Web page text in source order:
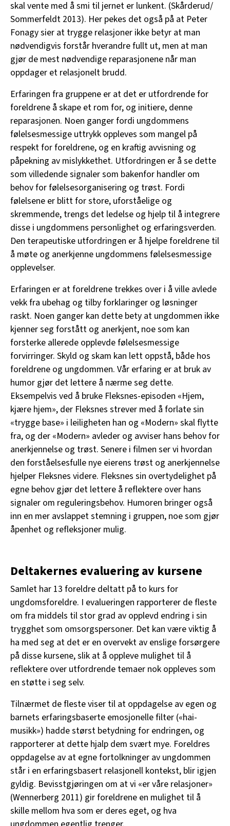
skal vente med å smi til jernet er lunkent. (Skårderud/
Sommerfeldt 2013). Her pekes det også på at Peter
Fonagy sier at trygge relasjoner ikke betyr at man
nødvendigvis forstår hverandre fullt ut, men at man
gjør de mest nødvendige reparasjonene når man
oppdager et relasjonelt brudd.
Erfaringen fra gruppene er at det er utfordrende for
foreldrene å skape et rom for, og initiere, denne
reparasjonen. Noen ganger fordi ungdommens
følelsesmessige uttrykk oppleves som mangel på
respekt for foreldrene, og en kraftig avvisning og
påpekning av mislykkethet. Utfordringen er å se dette
som villedende signaler som bakenfor handler om
behov for følelsesorganisering og trøst. Fordi
følelsene er blitt for store, uforståelige og
skremmende, trengs det ledelse og hjelp til å integrere
disse i ungdommens personlighet og erfaringsverden.
Den terapeutiske utfordringen er å hjelpe foreldrene til
å møte og anerkjenne ungdommens følelsesmessige
opplevelser.
Erfaringen er at foreldrene trekkes over i å ville avlede
vekk fra ubehag og tilby forklaringer og løsninger
raskt. Noen ganger kan dette bety at ungdommen ikke
kjenner seg forstått og anerkjent, noe som kan
forsterke allerede opplevde følelsesmessige
forvirringer. Skyld og skam kan lett oppstå, både hos
foreldrene og ungdommen. Vår erfaring er at bruk av
humor gjør det lettere å nærme seg dette.
Eksempelvis ved å bruke Fleksnes-episoden «Hjem,
kjære hjem», der Fleksnes strever med å forlate sin
«trygge base» i leiligheten han og «Modern» skal flytte
fra, og der «Modern» avleder og avviser hans behov for
anerkjennelse og trøst. Senere i filmen ser vi hvordan
den forståelsesfulle nye eierens trøst og anerkjennelse
hjelper Fleksnes videre. Fleksnes sin overtydelighet på
egne behov gjør det lettere å reflektere over hans
signaler om reguleringsbehov. Humoren bringer også
inn en mer avslappet stemning i gruppen, noe som gjør
åpenhet og refleksjoner mulig.
Deltakernes evaluering av kursene
Samlet har 13 foreldre deltatt på to kurs for
ungdomsforeldre. I evalueringen rapporterer de fleste
om fra middels til stor grad av opplevd endring i sin
trygghet som omsorgspersoner. Det kan være viktig å
ha med seg at det er en overvekt av enslige forsørgere
på disse kursene, slik at å oppleve mulighet til å
reflektere over utfordrende temaer nok oppleves som
en støtte i seg selv.
Tilnærmet de fleste viser til at oppdagelse av egen og
barnets erfaringsbaserte emosjonelle filter («hai-
musikk») hadde størst betydning for endringen, og
rapporterer at dette hjalp dem svært mye. Foreldres
oppdagelse av at egne fortolkninger av ungdommen
står i en erfaringsbasert relasjonell kontekst, blir igjen
gyldig. Bevisstgjøringen om at vi «er våre relasjoner»
(Wennerberg 2011) gir foreldrene en mulighet til å
skille mellom hva som er deres eget, og hva